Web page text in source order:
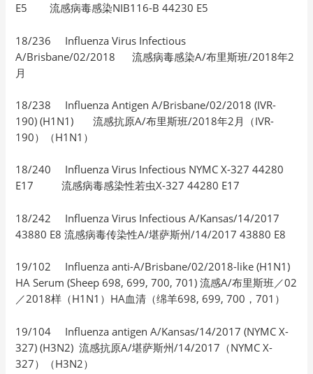
E5 流感病毒感染NIB116-B 44230 E5
18/236 Influenza Virus Infectious
A/Brisbane/02/2018 流感病毒感染A/布里斯班/2018年2
月
18/238 Influenza Antigen A/Brisbane/02/2018 (IVR-
190) (H1N1) 流感抗原A/布里斯班/2018年2月（IVR-
190）（H1N1）
18/240 Influenza Virus Infectious NYMC X-327 44280
E17 流感病毒感染性若虫X-327 44280 E17
18/242 Influenza Virus Infectious A/Kansas/14/2017
43880 E8 流感病毒传染性A/堪萨斯州/14/2017 43880 E8
19/102 Influenza anti-A/Brisbane/02/2018-like (H1N1)
HA Serum (Sheep 698, 699, 700, 701) 流感A/布里斯班／02
／2018样（H1N1）HA血清（绵羊698, 699, 700，701）
19/104 Influenza antigen A/Kansas/14/2017 (NYMC X-
327) (H3N2) 流感抗原A/堪萨斯州/14/2017（NYMC X-
327）（H3N2）